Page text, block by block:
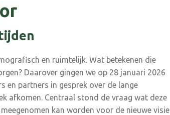
en ruimtelijk. Wat betekenen die
Daarover gingen we op 28 januari 2026
en partners in gesprek over de lange
afkomen. Centraal stond de vraag wat deze
kan worden voor de nieuwe visie